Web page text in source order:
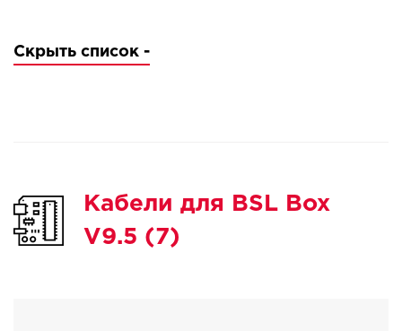
Скрыть список -
Кабели для BSL Box
V9.5 (7)